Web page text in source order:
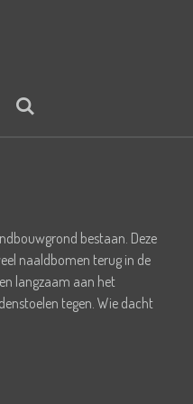
bestaan. Deze
naaldbomen terug in de
langzaam aan het
tegen. Wie dacht